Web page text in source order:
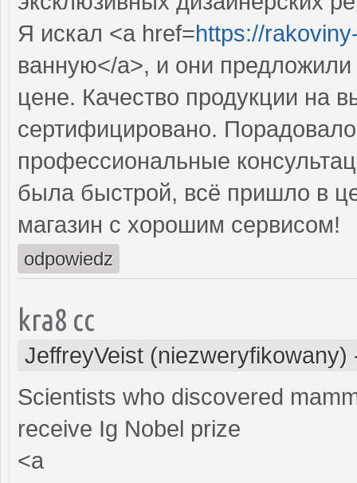
Я искал <a href=https://
ванную</a>, и они
цене. Качество продукции на
сертифицировано.
профессиональные
была быстрой, всё пришло в
магазин с хорошим сервисом!
odpowiedz
kra8 cc
JeffreyVeist (niezweryfikowany)
Scientists who discovered
receive Ig Nobel prize
<a